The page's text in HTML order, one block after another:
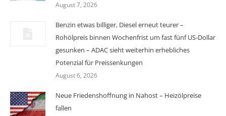
August 7, 2026
Benzin etwas billiger, Diesel erneut teurer –
Rohölpreis binnen Wochenfrist um fast fünf US-Dollar
gesunken – ADAC sieht weiterhin erhebliches
Potenzial für Preissenkungen
August 6, 2026
Neue Friedenshoffnung in Nahost – Heizölpreise
fallen